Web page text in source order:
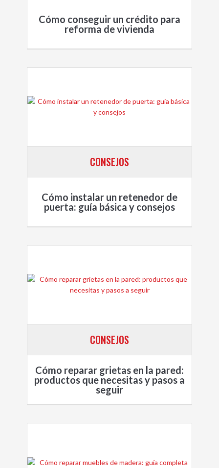
Cómo conseguir un crédito para
reforma de vivienda
CONSEJOS
Cómo instalar un retenedor de
puerta: guía básica y consejos
CONSEJOS
Cómo reparar grietas en la pared:
productos que necesitas y pasos a
seguir